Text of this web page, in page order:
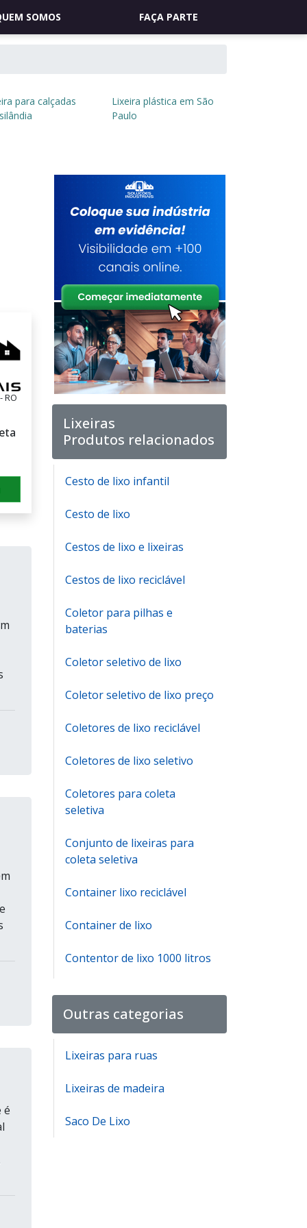
SOMOS FAÇA PARTE
para calçadas
Lixeira plástica em São
Paulo
RO
é
Lixeiras
Produtos relacionados
Cesto de lixo infantil
Cesto de lixo
Cestos de lixo e lixeiras
Cestos de lixo reciclável
Coletor para pilhas e
baterias
Coletor seletivo de lixo
Coletor seletivo de lixo preço
Coletores de lixo reciclável
Coletores de lixo seletivo
Coletores para coleta
seletiva
Conjunto de lixeiras para
coleta seletiva
Container lixo reciclável
Container de lixo
Contentor de lixo 1000 litros
preço
Outras categorias
Lixeiras para ruas
Lixeiras de madeira
Saco De Lixo